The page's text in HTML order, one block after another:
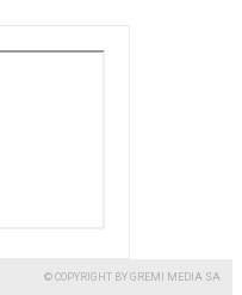
© COPYRIGHT BY GREMI MEDIA SA